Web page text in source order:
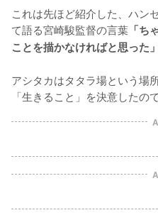
これは先ほど紹介した、ハン
て語る宮崎駿監督の言葉 「ち
ことを描かなければと思った」
アシタカはタタラ場という場
「生きること」を決意したの